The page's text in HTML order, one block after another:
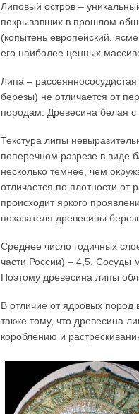
Липовый остров –
покрывавших в прошлом
(копытень европейский,
его наиболее ценных
Липа –
березы) не отличается от
породам. Древесина белая с
Текстура липы
поперечном разрезе в виде
несколько темнее, чем
отличается по плотности
происходит яркого
показателя древесины
Среднее число годичных
части России) – 4,5. Сосуды
Поэтому древесина липы
В отличие от ядровых пород
также тому, что древесина
короблению и